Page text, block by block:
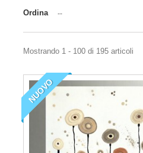
Ordina --
Mostrando 1 - 100 di 195 articoli
NUOVO